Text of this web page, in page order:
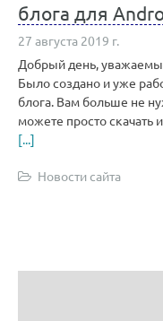
блога для
27 августа 2019 г.
Добрый день,
Было создано и уже
блога. Вам больше не
можете просто скачать
[...]
Новости сайта